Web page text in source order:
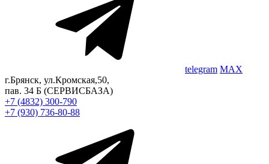
telegram MAX
г.Брянск, ул.Кромская,50,
пав. 34 Б (СЕРВИСБАЗА)
+7 (4832) 300-790
+7 (930) 736-80-88